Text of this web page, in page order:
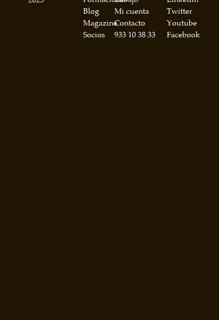
Blog
Magazine
Socios
Mi cuenta
Contacto
933 10 38 33
Twitter
Youtube
Facebook